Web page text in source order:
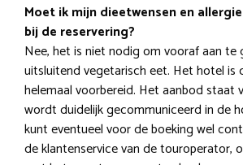
Moet ik mijn dieetwensen en
bij de reservering?
Nee, het is niet nodig om vooraf aan te
uitsluitend vegetarisch eet. Het hotel is
helemaal voorbereid. Het aanbod staat
wordt duidelijk gecommuniceerd in de
kunt eventueel voor de boeking wel
de klantenservice van de touroperator,